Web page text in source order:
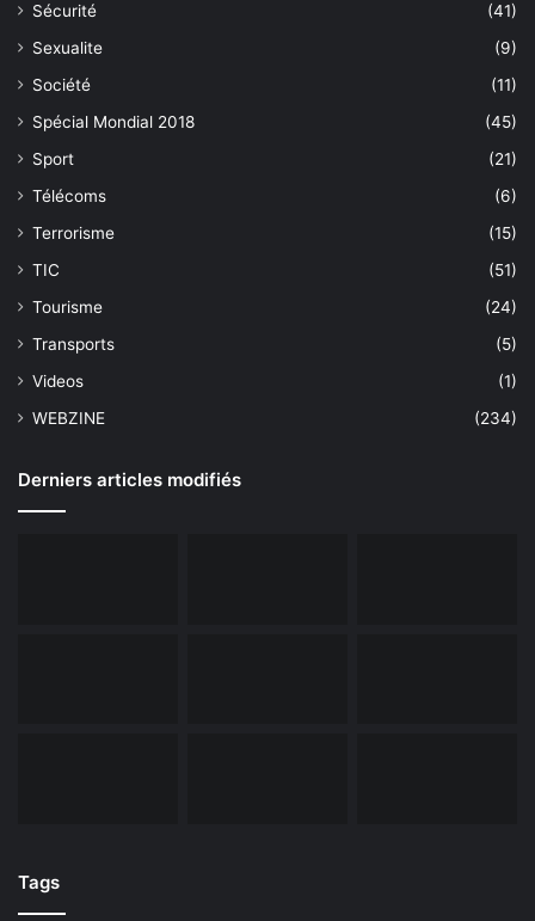
Sécurité
(41)
Sexualite
(9)
Société
(11)
Spécial Mondial 2018
(45)
Sport
(21)
Télécoms
(6)
Terrorisme
(15)
TIC
(51)
Tourisme
(24)
Transports
(5)
Videos
(1)
WEBZINE
(234)
Derniers articles modifiés
Tags